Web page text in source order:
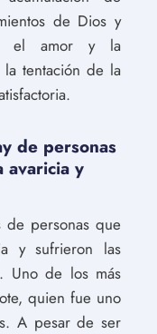
de Dios y
el amor y la
tentación de la
de personas
avaricia y
de personas que
y sufrieron las
Uno de los más
quien fue uno
A pesar de ser